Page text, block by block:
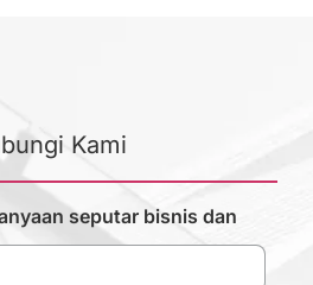
Kami
seputar bisnis dan